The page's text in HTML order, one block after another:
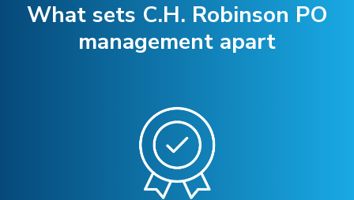
What sets C.H. Robinson PO
management apart